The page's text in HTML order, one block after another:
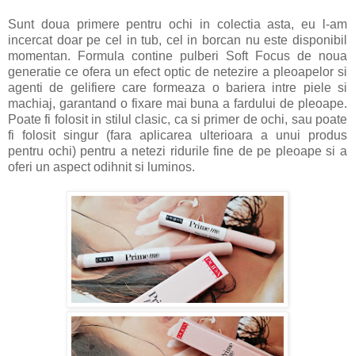
Sunt doua primere pentru ochi in colectia asta, eu l-am
incercat doar pe cel in tub, cel in borcan nu este disponibil
momentan. Formula contine pulberi Soft Focus de noua
generatie ce ofera un efect optic de netezire a pleoapelor si
agenti de gelifiere care formeaza o bariera intre piele si
machiaj, garantand o fixare mai buna a fardului de pleoape.
Poate fi folosit in stilul clasic, ca si primer de ochi, sau poate
fi folosit singur (fara aplicarea ulterioara a unui produs
pentru ochi) pentru a netezi ridurile fine de pe pleoape si a
oferi un aspect odihnit si luminos.